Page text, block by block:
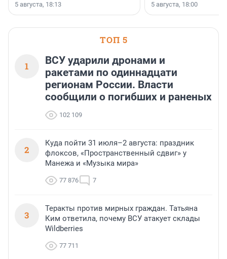
5 августа, 18:13 5 августа, 18:00
ТОП 5
1
ВСУ ударили дронами и
ракетами по одиннадцати
регионам России. Власти
сообщили о погибших и раненых
102 109
2
Куда пойти 31 июля–2 августа: праздник
флоксов, «Пространственный сдвиг» у
Манежа и «Музыка мира»
77 876 7
3
Теракты против мирных граждан. Татьяна
Ким ответила, почему ВСУ атакует склады
Wildberries
77 711